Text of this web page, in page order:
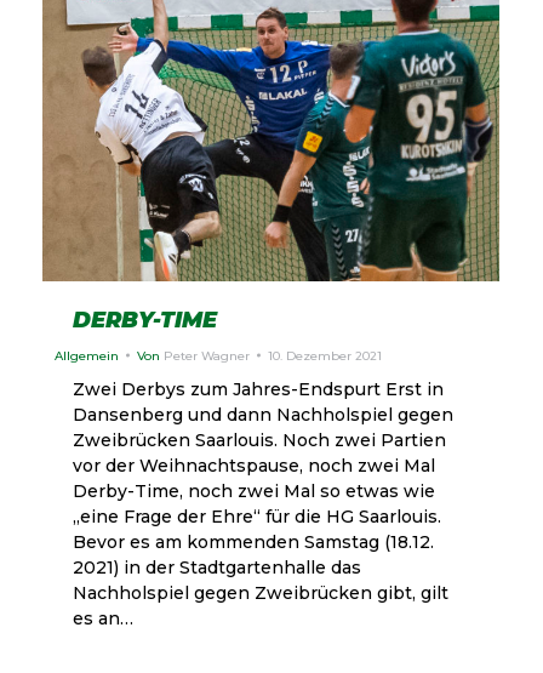
DERBY-TIME
Allgemein Von Peter Wagner 10. Dezember 2021
Zwei Derbys zum Jahres-Endspurt Erst in
Dansenberg und dann Nachholspiel gegen
Zweibrücken Saarlouis. Noch zwei Partien
vor der Weihnachtspause, noch zwei Mal
Derby-Time, noch zwei Mal so etwas wie
„eine Frage der Ehre“ für die HG Saarlouis.
Bevor es am kommenden Samstag (18.12.
2021) in der Stadtgartenhalle das
Nachholspiel gegen Zweibrücken gibt, gilt
es an…